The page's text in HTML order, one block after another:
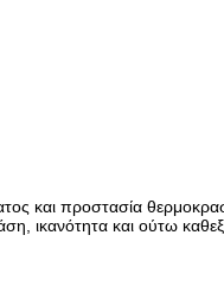
και προστασία
ικανότητα και ούτω